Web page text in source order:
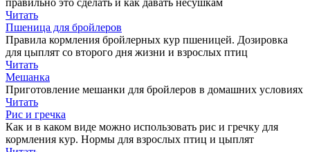
правильно это сделать и как давать несушкам
Читать
Пшеница для бройлеров
Правила кормления бройлерных кур пшеницей. Дозировка
для цыплят со второго дня жизни и взрослых птиц
Читать
Мешанка
Приготовление мешанки для бройлеров в домашних условиях
Читать
Рис и гречка
Как и в каком виде можно использовать рис и гречку для
кормления кур. Нормы для взрослых птиц и цыплят